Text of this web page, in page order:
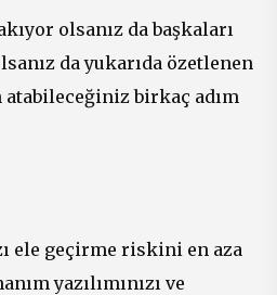
olsanız da başkaları
da yukarıda özetlenen
birkaç adım
ele geçirme riskini en aza
yazılımınızı ve